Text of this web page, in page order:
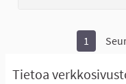
Tietoa
1